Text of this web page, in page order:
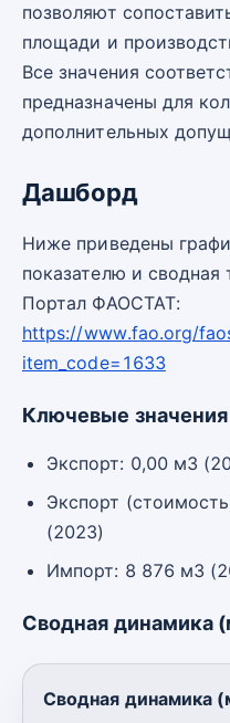
позволяют
площади и
Все значения
предназначены для
дополнительных
Дашборд
Ниже приведены
показателю и сводная
Портал ФАОСТАТ:
https://www.fao.org/
item_code=1633
Ключевые значения
Экспорт: 0,00 м3
Экспорт
(2023)
Импорт: 8 876 м3
Сводная динамика
Сводная динамика